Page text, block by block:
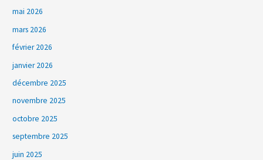
mai 2026
mars 2026
février 2026
janvier 2026
décembre 2025
novembre 2025
octobre 2025
septembre 2025
juin 2025